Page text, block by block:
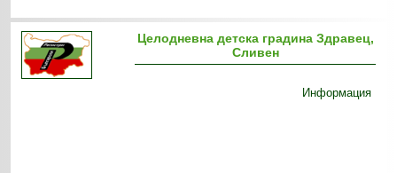
Целодневна детска градина Здравец,
Сливен
Информация